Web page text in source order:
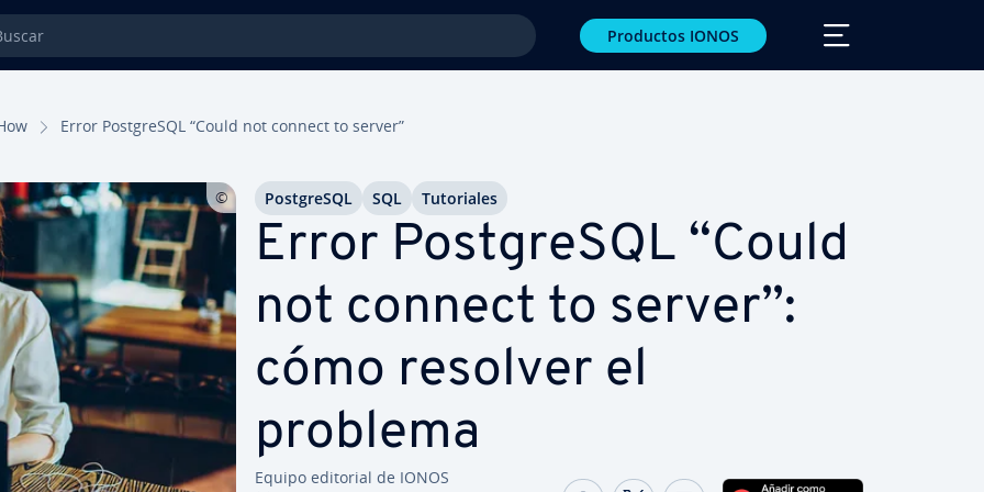
Productos IONOS
Error Po­s­t­gre­S­QL “Could not connect to server”
Error Po­s­t­gre­S­QL “Could
not connect to server”:
cómo resolver el
problema
Equipo editorial de IONOS
Po­s­t­gre­S­QL SQL Tu­to­ria­les